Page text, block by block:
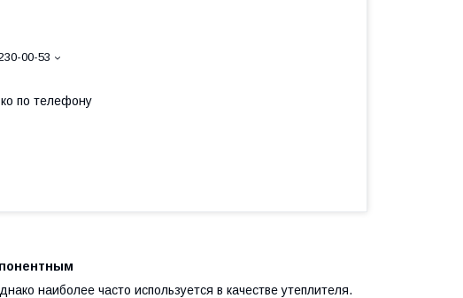
00-53
по телефону
наиболее часто используется в качестве утеплителя.